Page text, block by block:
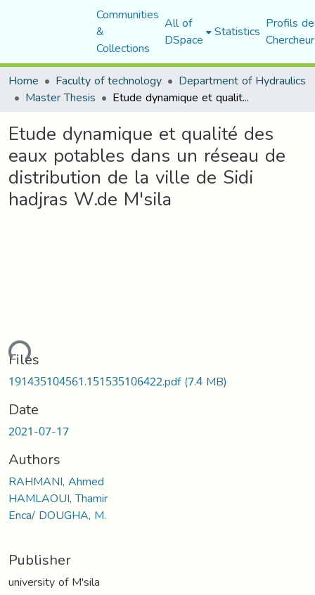
Communities
&
Collections
All of
DSpace Statistics Profils
Home
Faculty of technology Department of Hydraulics
Master Thesis Etude dynamique et qualité des eaux potables dans un réseau de distribution de la ville de Sidi hadjras W.de M'sila
Etude dynamique et qualité des
eaux potables dans un réseau de
distribution de la ville de Sidi
hadjras W.de M'sila
Files
191435104561.151535106422.pdf(7.4 MB)
Date
2021-07-17
Authors
RAHMANI, Ahmed
HAMLAOUI, Thamir
Enca/ DOUGHA, M.
Publisher
university of M'sila